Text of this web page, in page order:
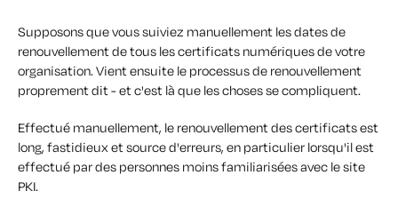
Supposons que vous suiviez manuellement les dates de
renouvellement de tous les certificats numériques de votre
organisation. Vient ensuite le processus de renouvellement
proprement dit - et c'est là que les choses se compliquent.
Effectué manuellement, le renouvellement des certificats est
long, fastidieux et source d'erreurs, en particulier lorsqu'il est
effectué par des personnes moins familiarisées avec le site
PKI.